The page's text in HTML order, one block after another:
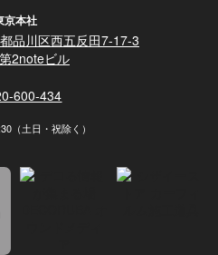
京本社
品川区西五反田7-17-3
2noteビル
600-434
（土日・祝除く）